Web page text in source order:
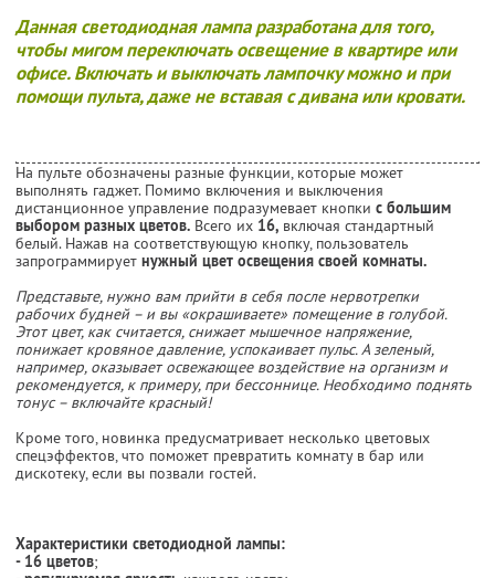
Данная светодиодная лампа разработана для того,
чтобы мигом переключать освещение в квартире или
офисе. Включать и выключать лампочку можно и при
помощи пульта, даже не вставая с дивана или кровати.
На пульте обозначены разные функции, которые может
выполнять гаджет. Помимо включения и выключения
дистанционное управление подразумевает кнопки с большим
выбором разных цветов. Всего их 16, включая стандартный
белый. Нажав на соответствующую кнопку, пользователь
запрограммирует нужный цвет освещения своей комнаты.
Представьте, нужно вам прийти в себя после нервотрепки
рабочих будней – и вы «окрашиваете» помещение в голубой.
Этот цвет, как считается, снижает мышечное напряжение,
понижает кровяное давление, успокаивает пульс. А зеленый,
например, оказывает освежающее воздействие на организм и
рекомендуется, к примеру, при бессоннице. Необходимо поднять
тонус – включайте красный!
Кроме того, новинка предусматривает несколько цветовых
спецэффектов, что поможет превратить комнату в бар или
дискотеку, если вы позвали гостей.
Характеристики светодиодной лампы:
- 16 цветов;